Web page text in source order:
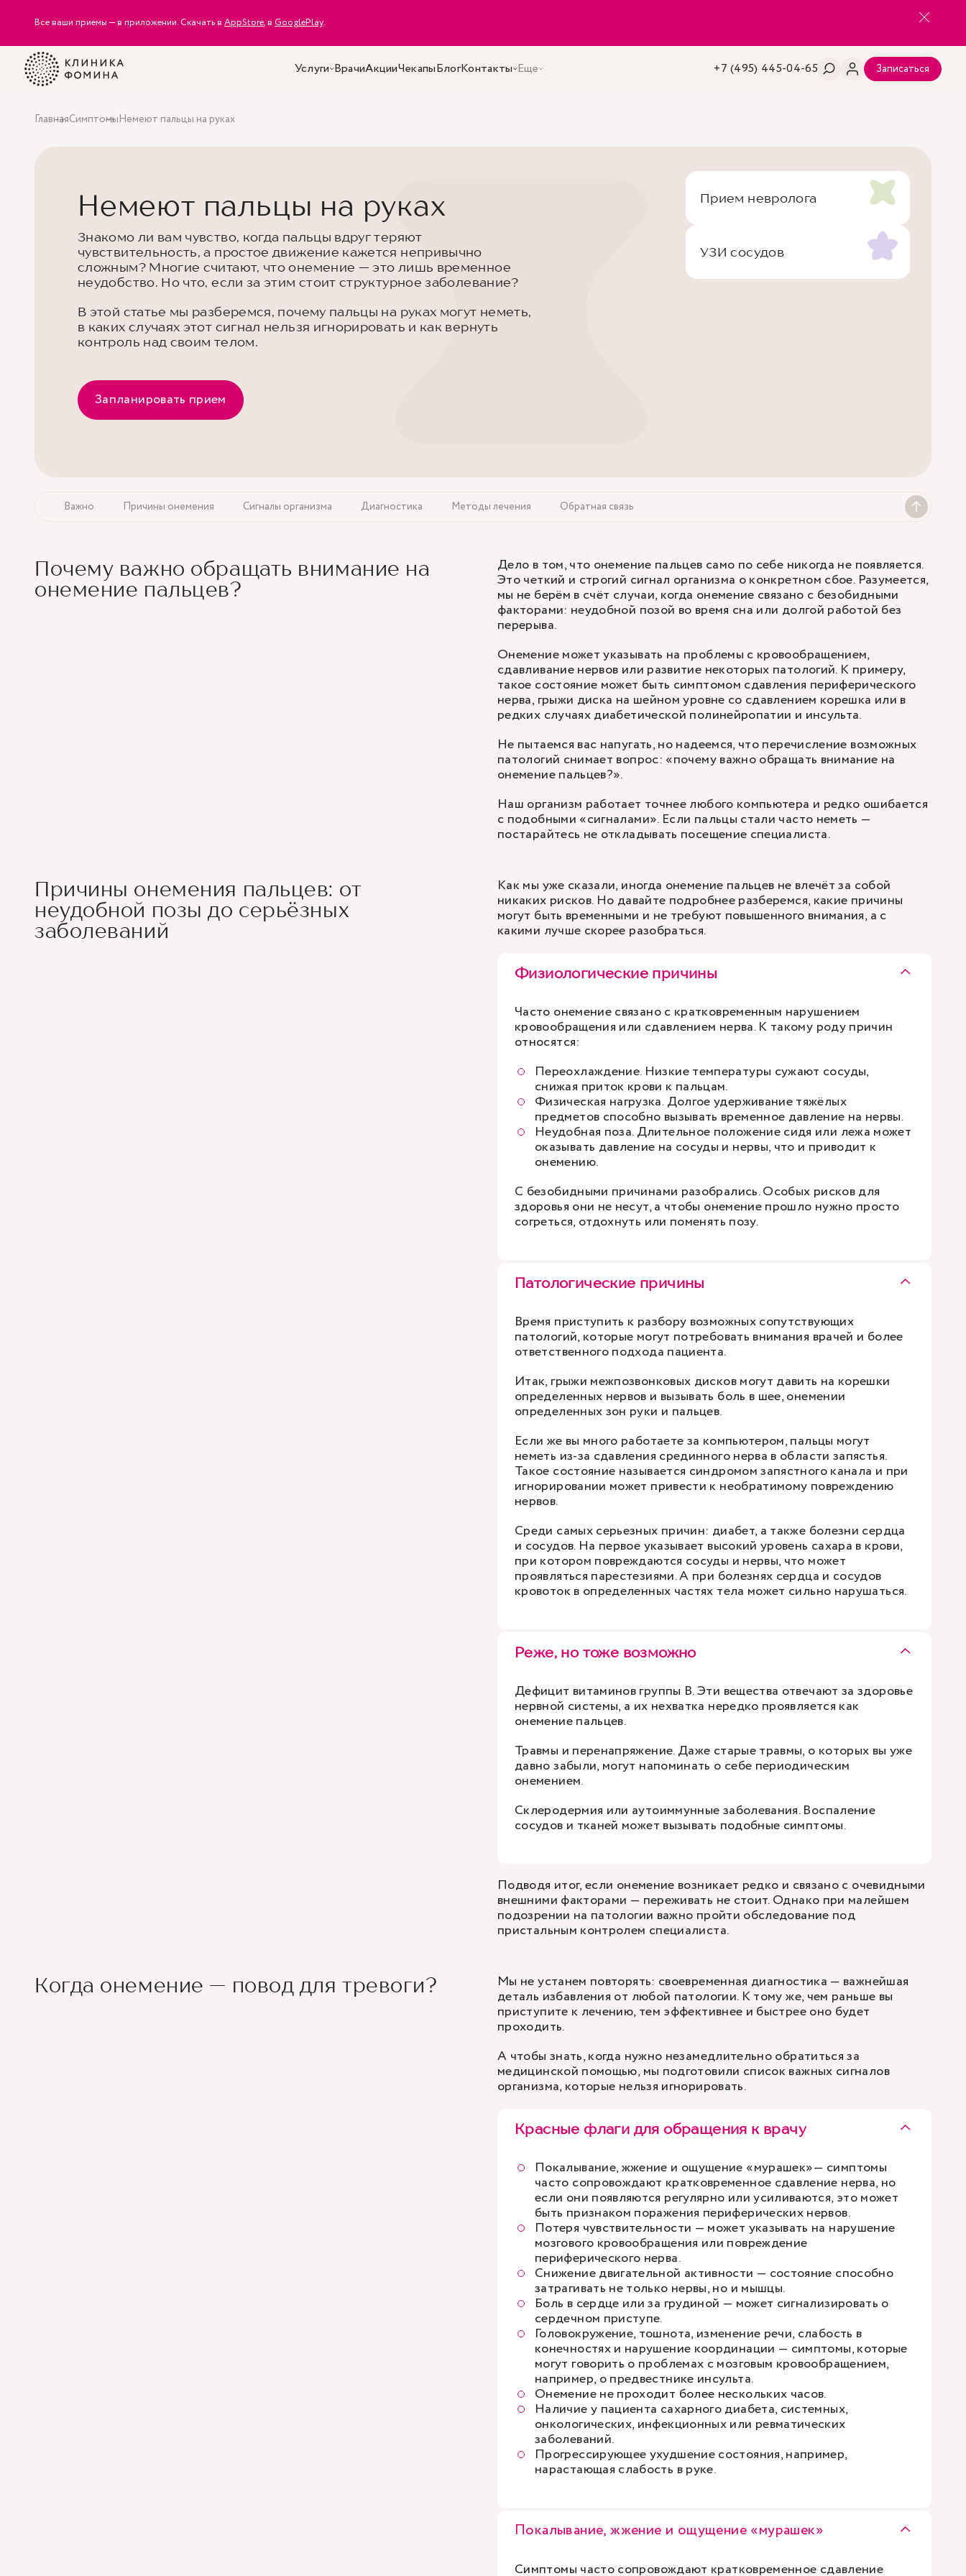
Все ваши приемы — в приложении. Скачать в AppStore, в GooglePlay.
Услуги ВрачиАкцииЧекапыБлогКонтакты Еще +7 (495) 445-04-65 Записаться
ГлавнаяСимптомыНемеют пальцы на руках
Немеют пальцы на руках
Знакомо ли вам чувство, когда пальцы вдруг теряют
чувствительность, а простое движение кажется непривычно
сложным? Многие считают, что онемение — это лишь временное
неудобство. Но что, если за этим стоит структурное заболевание?
В этой статье мы разберемся, почему пальцы на руках могут неметь,
в каких случаях этот сигнал нельзя игнорировать и как вернуть
контроль над своим телом.
Запланировать прием
Прием невролога
УЗИ сосудов
Важно Причины онемения Сигналы организма Диагностика Методы лечения Обратная связь
Почему важно обращать внимание на
онемение пальцев?
Дело в том, что онемение пальцев само по себе никогда не появляется.
Это четкий и строгий сигнал организма о конкретном сбое. Разумеется,
мы не берём в счёт случаи, когда онемение связано с безобидными
факторами: неудобной позой во время сна или долгой работой без
перерыва.
Онемение может указывать на проблемы с кровообращением,
сдавливание нервов или развитие некоторых патологий. К примеру,
такое состояние может быть симптомом сдавления периферического
нерва, грыжи диска на шейном уровне со сдавлением корешка или в
редких случаях диабетической полинейропатии и инсульта.
Не пытаемся вас напугать, но надеемся, что перечисление возможных
патологий снимает вопрос: «почему важно обращать внимание на
онемение пальцев?».
Наш организм работает точнее любого компьютера и редко ошибается
с подобными «сигналами». Если пальцы стали часто неметь —
постарайтесь не откладывать посещение специалиста.
Причины онемения пальцев: от
неудобной позы до серьёзных
заболеваний
Как мы уже сказали, иногда онемение пальцев не влечёт за собой
никаких рисков. Но давайте подробнее разберемся, какие причины
могут быть временными и не требуют повышенного внимания, а с
какими лучше скорее разобраться.
Физиологические причины
Часто онемение связано с кратковременным нарушением
кровообращения или сдавлением нерва. К такому роду причин
относятся:
Переохлаждение. Низкие температуры сужают сосуды,
снижая приток крови к пальцам.
Физическая нагрузка. Долгое удерживание тяжёлых
предметов способно вызывать временное давление на нервы.
Неудобная поза. Длительное положение сидя или лежа может
оказывать давление на сосуды и нервы, что и приводит к
онемению.
С безобидными причинами разобрались. Особых рисков для
здоровья они не несут, а чтобы онемение прошло нужно просто
согреться, отдохнуть или поменять позу.
Патологические причины
Время приступить к разбору возможных сопутствующих
патологий, которые могут потребовать внимания врачей и более
ответственного подхода пациента.
Итак, грыжи межпозвонковых дисков могут давить на корешки
определенных нервов и вызывать боль в шее, онемении
определенных зон руки и пальцев.
Если же вы много работаете за компьютером, пальцы могут
неметь из-за сдавления срединного нерва в области запястья.
Такое состояние называется синдромом запястного канала и при
игнорировании может привести к необратимому повреждению
нервов.
Среди самых серьезных причин: диабет, а также болезни сердца
и сосудов. На первое указывает высокий уровень сахара в крови,
при котором повреждаются сосуды и нервы, что может
проявляться парестезиями. А при болезнях сердца и сосудов
кровоток в определенных частях тела может сильно нарушаться.
Реже, но тоже возможно
Дефицит витаминов группы В. Эти вещества отвечают за здоровье
нервной системы, а их нехватка нередко проявляется как
онемение пальцев.
Травмы и перенапряжение. Даже старые травмы, о которых вы уже
давно забыли, могут напоминать о себе периодическим
онемением.
Склеродермия или аутоиммунные заболевания. Воспаление
сосудов и тканей может вызывать подобные симптомы.
Подводя итог, если онемение возникает редко и связано с очевидными
внешними факторами — переживать не стоит. Однако при малейшем
подозрении на патологии важно пройти обследование под
пристальным контролем специалиста.
Когда онемение — повод для тревоги?
Мы не устанем повторять: своевременная диагностика — важнейшая
деталь избавления от любой патологии. К тому же, чем раньше вы
приступите к лечению, тем эффективнее и быстрее оно будет
проходить.
А чтобы знать, когда нужно незамедлительно обратиться за
медицинской помощью, мы подготовили список важных сигналов
организма, которые нельзя игнорировать.
Красные флаги для обращения к врачу
Покалывание, жжение и ощущение «мурашек»— симптомы
часто сопровождают кратковременное сдавление нерва, но
если они появляются регулярно или усиливаются, это может
быть признаком поражения периферических нервов.
Потеря чувствительности — может указывать на нарушение
мозгового кровообращения или повреждение
периферического нерва.
Снижение двигательной активности — состояние способно
затрагивать не только нервы, но и мышцы.
Боль в сердце или за грудиной — может сигнализировать о
сердечном приступе.
Головокружение, тошнота, изменение речи, слабость в
конечностях и нарушение координации — симптомы, которые
могут говорить о проблемах с мозговым кровообращением,
например, о предвестнике инсульта.
Онемение не проходит более нескольких часов.
Наличие у пациента сахарного диабета, системных,
онкологических, инфекционных или ревматических
заболеваний.
Прогрессирующее ухудшение состояния, например,
нарастающая слабость в руке.
Покалывание, жжение и ощущение «мурашек»
Симптомы часто сопровождают кратковременное сдавление